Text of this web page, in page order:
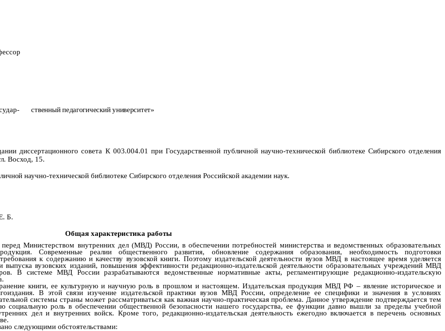
ственный педагогический университет»
диссертационного совета К 003.004.01 при Государственной публичной научно-технической библиотеке Сибирского отделения
Восход, 15.
научно-технической библиотеке Сибирского отделения Российской академии наук.
Б.
Общая характеристика работы
Министерством внутренних дел (МВД) России, в обеспечении потребностей министерства и ведомственных образовательных
Современные реалии общественного развития, обновление содержания образования, необходимость подготовки
к содержанию и качеству вузовской книги. Поэтому издательской деятельности вузов МВД в настоящее время уделяется
вузовских изданий, повышения эффективности редакционно-издательской деятельности образовательных учреждений МВД
В системе МВД России разрабатываются ведомственные нормативные акты,
регламентирующие редакционно-издательскую
книги, ее культурную и научную роль в прошлом и настоящем. Издательская продукция МВД РФ – явление историческое и
В этой связи изучение издательской практики вузов МВД России, определение ее специфики и значения в условиях
системы страны может рассматриваться как важная научно-практическая проблема. Данное утверждение подтверждается тем
социальную роль в обеспечении общественной безопасности нашего государства, ее функции давно вышли за пределы учебной
дел и внутренних войск. Кроме того, редакционно-издательская деятельность ежегодно включается в перечень основных
следующими обстоятельствами: